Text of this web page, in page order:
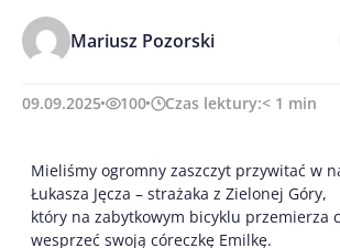
Mariusz Pozorski
09.09.2025 100 Czas lektury:< 1 min
Mieliśmy ogromny zaszczyt przywitać w
Łukasza Jęcza – strażaka z Zielonej Góry,
który na zabytkowym bicyklu przemierza
wesprzeć swoją córeczkę Emilkę.